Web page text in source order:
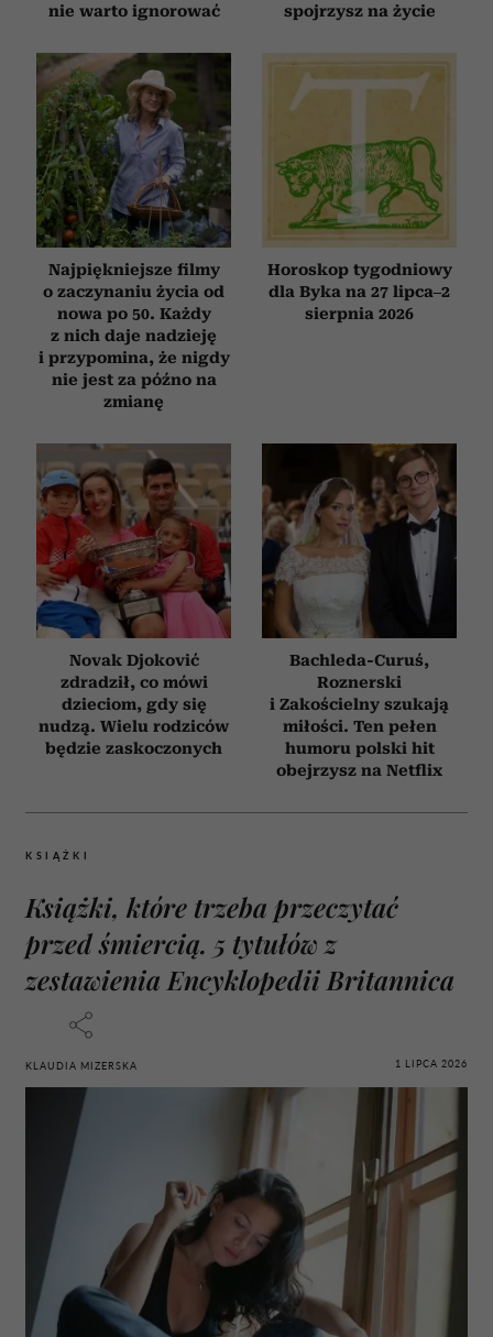
nie warto ignorować
spojrzysz na życie
Najpiękniejsze filmy
o zaczynaniu życia od
nowa po 50. Każdy
z nich daje nadzieję
i przypomina, że nigdy
nie jest za późno na
zmianę
Horoskop tygodniowy
dla Byka na 27 lipca–2
sierpnia 2026
Novak Djoković
zdradził, co mówi
dzieciom, gdy się
nudzą. Wielu rodziców
będzie zaskoczonych
Bachleda-Curuś,
Roznerski
i Zakościelny szukają
miłości. Ten pełen
humoru polski hit
obejrzysz na Netflix
KSIĄŻKI
Książki, które trzeba przeczytać
przed śmiercią. 5 tytułów z
zestawienia Encyklopedii Britannica
KLAUDIA MIZERSKA 1 LIPCA 2026